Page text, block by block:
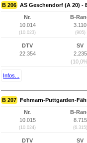
B 206 AS Geschendorf (A 20) -
Nr.
10.014
(10.023)
B-
3.110
(905)
DTV
22.354
SV
2.235
Infos...
B 207 Fehmarn-Puttgarden-
Nr.
10.015
(10.024)
B-
8.715
(6.315)
DTV
SV